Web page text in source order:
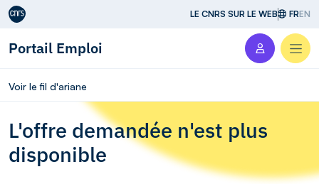
Aller au contenu LE CNRS SUR LE WEB FREN
Portail Emploi
Voir le fil d'ariane
L'offre demandée n'est plus
disponible